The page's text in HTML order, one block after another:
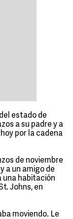
estado de
a su padre y a
por la cadena
de noviembre
a un amigo de
una habitación
Johns, en
moviendo. Le